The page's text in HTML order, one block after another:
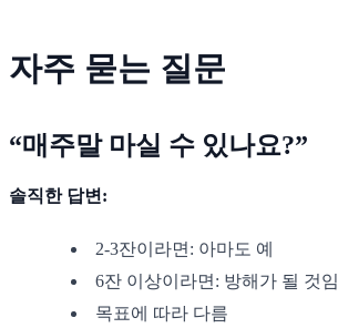
자주 묻는 질문
“매주말 마실 수 있나요?”
솔직한 답변:
2-3잔이라면: 아마도 예
6잔 이상이라면: 방해가 될 것임
목표에 따라 다름